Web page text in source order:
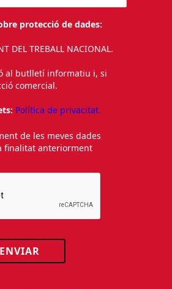
protecció de dades:
DEL TREBALL NACIONAL.
al butlletí informatiu i, si
comercial.
Política de privacitat.
de les meves dades
finalitat anteriorment
ENVIAR